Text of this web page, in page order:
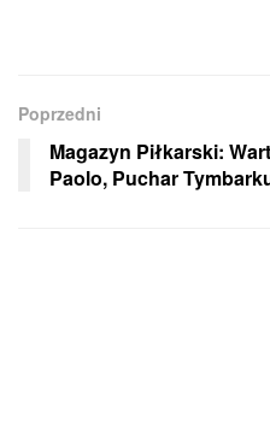
Poprzedni
Magazyn Piłkarski:
Paolo, Puchar